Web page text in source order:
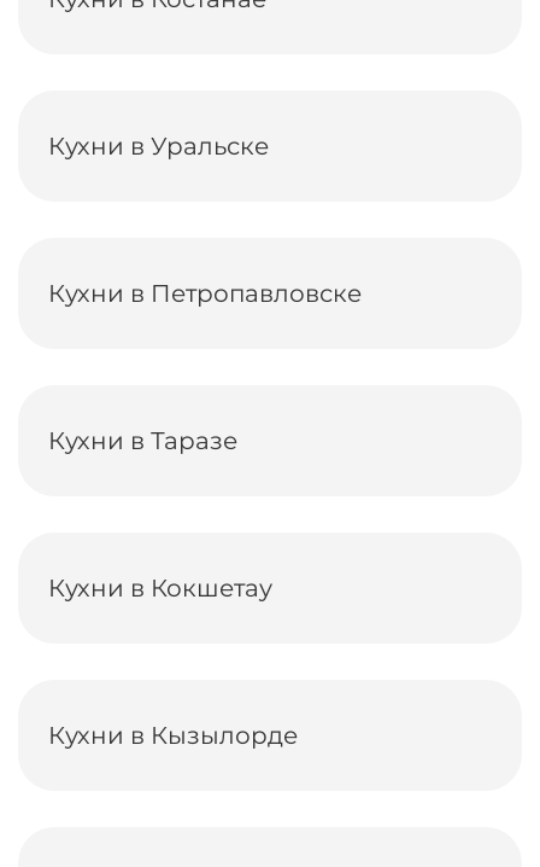
Кухни в Уральске
Кухни в Петропавловске
Кухни в Таразе
Кухни в Кокшетау
Кухни в Кызылорде